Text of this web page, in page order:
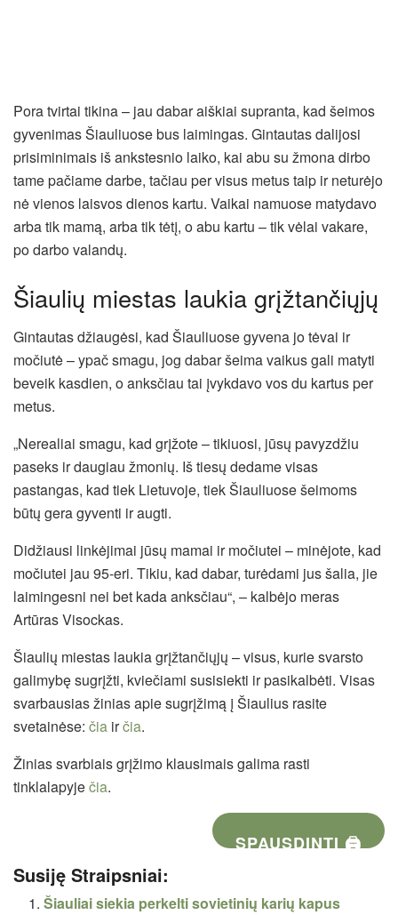
Pora tvirtai tikina – jau dabar aiškiai supranta, kad šeimos
gyvenimas Šiauliuose bus laimingas. Gintautas dalijosi
prisiminimais iš ankstesnio laiko, kai abu su žmona dirbo
tame pačiame darbe, tačiau per visus metus taip ir neturėjo
nė vienos laisvos dienos kartu. Vaikai namuose matydavo
arba tik mamą, arba tik tėtį, o abu kartu – tik vėlai vakare,
po darbo valandų.
Šiaulių miestas laukia grįžtančiųjų
Gintautas džiaugėsi, kad Šiauliuose gyvena jo tėvai ir
močiutė – ypač smagu, jog dabar šeima vaikus gali matyti
beveik kasdien, o anksčiau tai įvykdavo vos du kartus per
metus.
„Nerealiai smagu, kad grįžote – tikiuosi, jūsų pavyzdžiu
paseks ir daugiau žmonių. Iš tiesų dedame visas
pastangas, kad tiek Lietuvoje, tiek Šiauliuose šeimoms
būtų gera gyventi ir augti.
Didžiausi linkėjimai jūsų mamai ir močiutei – minėjote, kad
močiutei jau 95-eri. Tikiu, kad dabar, turėdami jus šalia, jie
laimingesni nei bet kada anksčiau“, – kalbėjo meras
Artūras Visockas.
Šiaulių miestas laukia grįžtančiųjų – visus, kurie svarsto
galimybę sugrįžti, kviečiami susisiekti ir pasikalbėti. Visas
svarbausias žinias apie sugrįžimą į Šiaulius rasite
svetainėse: čia irčia.
Žinias svarbiais grįžimo klausimais galima rasti
tinklalapyječia.
SPAUSDINTI 🖨
Susiję Straipsniai:
Šiauliai siekia perkelti sovietinių karių kapus